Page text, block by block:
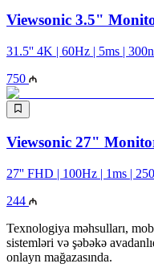
Viewsonic 3.5"
31.5'' 4K | 60Hz | 5ms |
750
Viewsonic 27"
27'' FHD | 100Hz | 1ms |
244
Texnologiya məhsulları,
sistemləri və şəbəkə
onlayn mağazasında.